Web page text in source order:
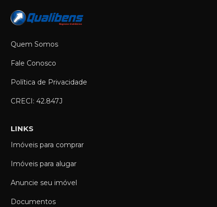
Quem Somos
Fale Conosco
Política de Privacidade
CRECI: 42.847J
LINKS
Imóveis para comprar
Imóveis para alugar
Anuncie seu imóvel
Documentos